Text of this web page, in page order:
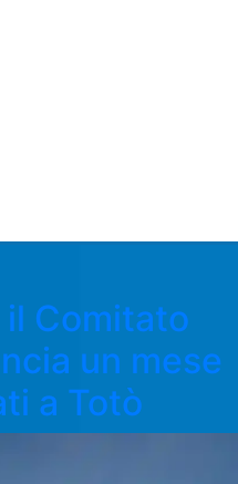
Comitato
un mese
a Totò